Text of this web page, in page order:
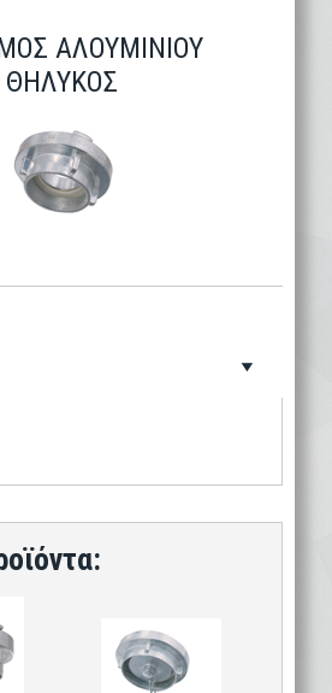
ΑΛΟΥΜΙΝΙΟΥ